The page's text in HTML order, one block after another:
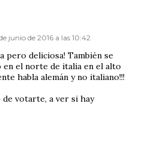
junio de 2016 a las 10:42
pero deliciosa! También se
en el norte de italia en el alto
habla alemán y no italiano!!!
votarte, a ver si hay